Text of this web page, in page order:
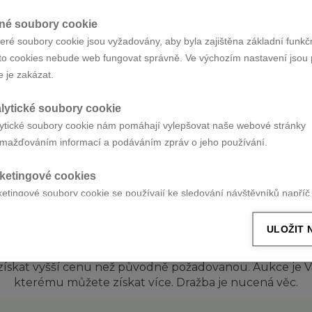
soubory cookie
soubory cookie jsou vyžadovány, aby byla zajištěna základní
cookies nebude web fungovat správně. Ve výchozím nastavení jsou
je zakázat.
soubory cookie
soubory cookie nám pomáhají vylepšovat naše webové stránky
informací a podáváním zpráv o jeho používání.
cookies
soubory cookie se používají ke sledování návštěvníků napříč
které majitelům stránek umožňují zobrazovat relevantní a
ULOŽIT
Vaši nemovitost
Čas TV aukce
Takového, který
ceny takovou
nemovitosti a
Prodali jste za
CHCI
AUKCE NENÍ DRAŽBA
lidí si tyto dva pojmy plete a vysvětlení je
situace, při které se prodává majetek
Zatímco aukce je zcela dobrovolná alternativa
vyšší cenu než původně požadovanou. Aukce je
kterému můžete získat více. Dražba je nucená věc.